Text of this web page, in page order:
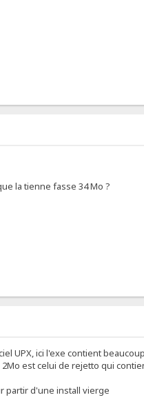
la tienne fasse 34 Mo ?
UPX, ici l'exe contient
est celui de rejetto qui
partir d'une install vierge